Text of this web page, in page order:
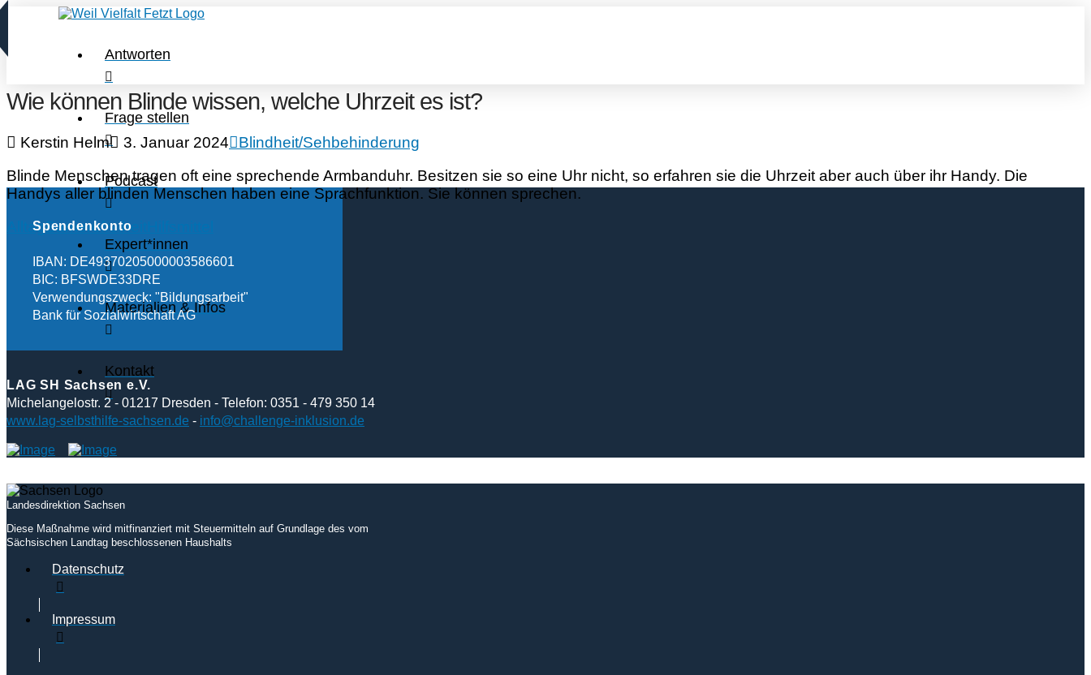
Antworten
Frage stellen
Podcast
Expert*innen
Materialien & Infos
Kontakt
Wie können Blinde wissen, welche Uhrzeit es ist?
Kerstin Helm 3. Januar 2024
Blindheit/Sehbehinderung
Blinde Menschen tragen oft eine sprechende Armbanduhr. Besitzen sie so eine Uhr nicht, so erfahren sie die Uhrzeit aber auch über ihr Handy. Die
Handys aller blinden Menschen haben eine Sprachfunktion. Sie können sprechen.
AlltagBarrierefreiheit
Spendenkonto
IBAN: DE49370205000003586601
BIC: BFSWDE33DRE
Verwendungszweck: "Bildungsarbeit"
Bank für Sozialwirtschaft AG
LAG SH Sachsen e.V.
Michelangelostr. 2 - 01217 Dresden - Telefon: 0351 - 479 350 14
www.lag-selbsthilfe-sachsen.de - info@challenge-inklusion.de
Landesdirektion Sachsen
Diese Maßnahme wird mitfinanziert mit Steuermitteln auf Grundlage des vom
Sächsischen Landtag beschlossenen Haushalts
Datenschutz
Impressum